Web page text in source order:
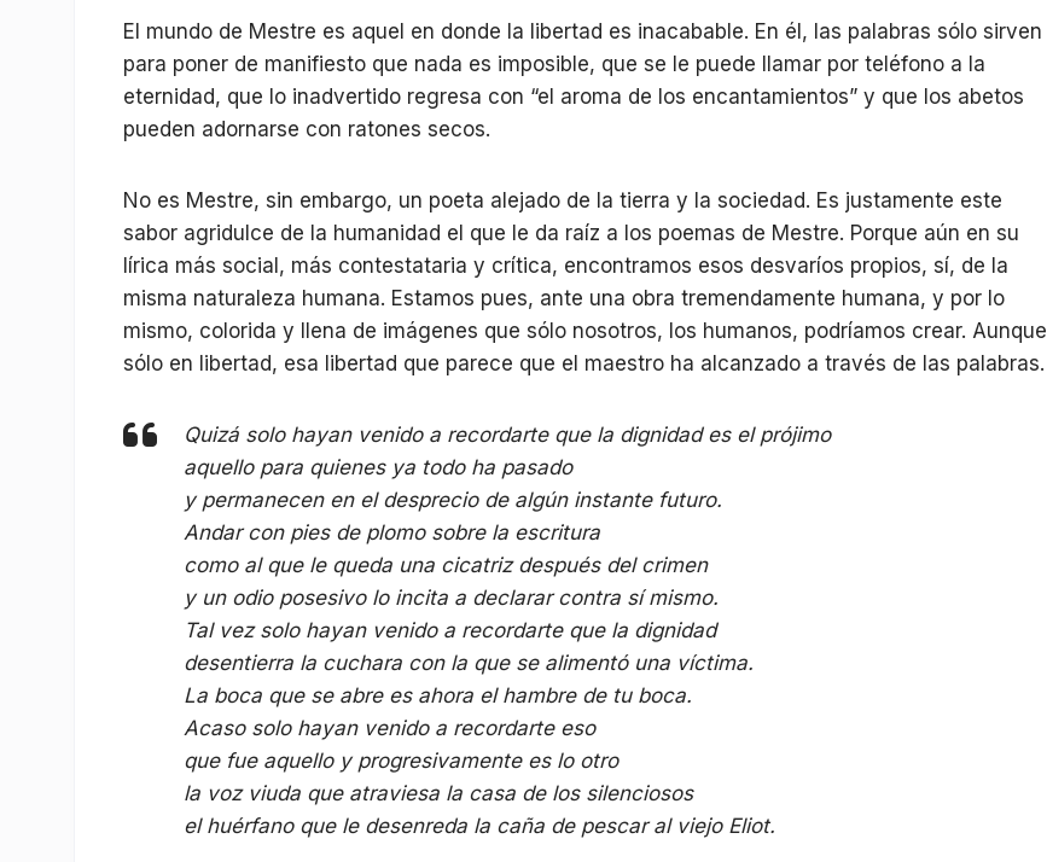
El mundo de Mestre es aquel en donde la libertad es inacabable. En él, las palabras sólo sirven
para poner de manifiesto que nada es imposible, que se le puede llamar por teléfono a la
eternidad, que lo inadvertido regresa con “el aroma de los encantamientos” y que los abetos
pueden adornarse con ratones secos.
No es Mestre, sin embargo, un poeta alejado de la tierra y la sociedad. Es justamente este
sabor agridulce de la humanidad el que le da raíz a los poemas de Mestre. Porque aún en su
lírica más social, más contestataria y crítica, encontramos esos desvaríos propios, sí, de la
misma naturaleza humana. Estamos pues, ante una obra tremendamente humana, y por lo
mismo, colorida y llena de imágenes que sólo nosotros, los humanos, podríamos crear. Aunque
sólo en libertad, esa libertad que parece que el maestro ha alcanzado a través de las palabras.
Quizá solo hayan venido a recordarte que la dignidad es el prójimo
aquello para quienes ya todo ha pasado
y permanecen en el desprecio de algún instante futuro.
Andar con pies de plomo sobre la escritura
como al que le queda una cicatriz después del crimen
y un odio posesivo lo incita a declarar contra sí mismo.
Tal vez solo hayan venido a recordarte que la dignidad
desentierra la cuchara con la que se alimentó una víctima.
La boca que se abre es ahora el hambre de tu boca.
Acaso solo hayan venido a recordarte eso
que fue aquello y progresivamente es lo otro
la voz viuda que atraviesa la casa de los silenciosos
el huérfano que le desenreda la caña de pescar al viejo Eliot.